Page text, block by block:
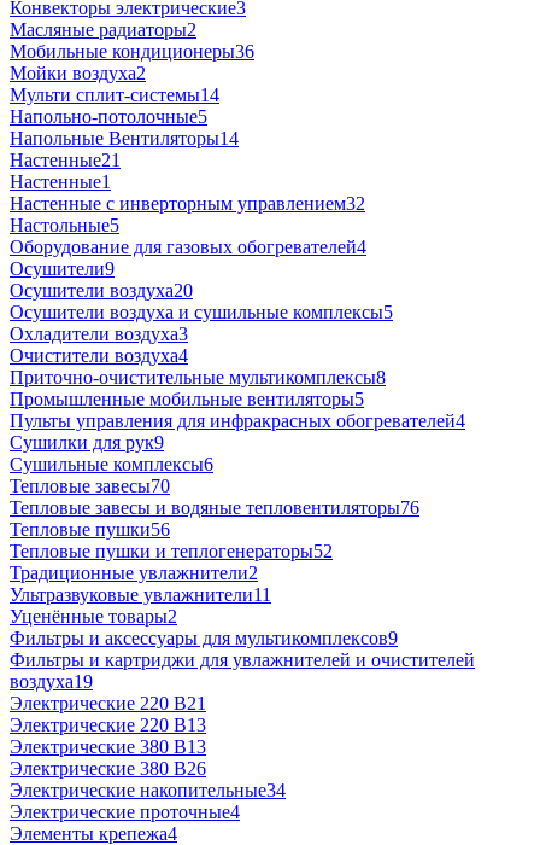
Конвекторы электрические3
Масляные радиаторы2
Мобильные кондиционеры36
Мойки воздуха2
Мульти сплит-системы14
Напольно-потолочные5
Напольные Вентиляторы14
Настенные21
Настенные1
Настенные с инверторным управлением32
Настольные5
Оборудование для газовых обогревателей4
Осушители9
Осушители воздуха20
Осушители воздуха и сушильные комплексы5
Охладители воздуха3
Очистители воздуха4
Приточно-очистительные мультикомплексы8
Промышленные мобильные вентиляторы5
Пульты управления для инфракрасных обогревателей4
Сушилки для рук9
Сушильные комплексы6
Тепловые завесы70
Тепловые завесы и водяные тепловентиляторы76
Тепловые пушки56
Тепловые пушки и теплогенераторы52
Традиционные увлажнители2
Ультразвуковые увлажнители11
Уценённые товары2
Фильтры и аксессуары для мультикомплексов9
Фильтры и картриджи для увлажнителей и очистителей
воздуха19
Электрические 220 В21
Электрические 220 В13
Электрические 380 В13
Электрические 380 В26
Электрические накопительные34
Электрические проточные4
Элементы крепежа4